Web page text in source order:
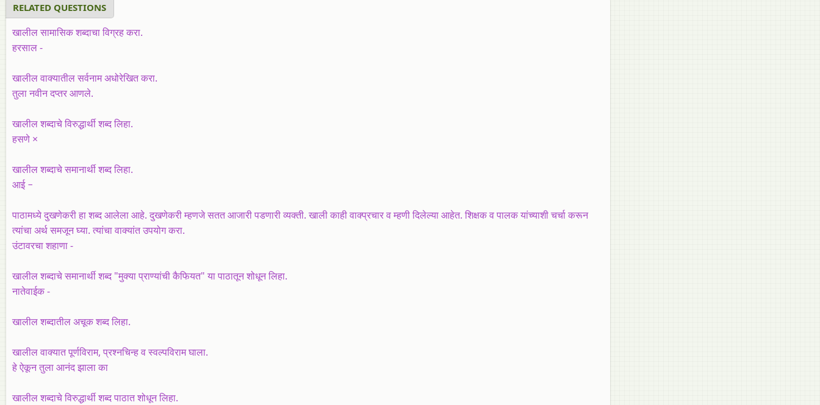
RELATED QUESTIONS
खालील सामासिक शब्दाचा विग्रह करा.
हरसाल -
खालील वाक्यातील सर्वनाम अधोरेखित करा.
तुला नवीन दप्तर आणले.
खालील शब्दाचे विरुद्धार्थी शब्द लिहा.
हसणे ×
खालील शब्दाचे समानार्थी शब्द लिहा.
आई −
पाठामध्ये दुखणेकरी हा शब्द आलेला आहे. दुखणेकरी म्हणजे सतत आजारी पडणारी व्यक्ती. खाली काही वाक्प्रचार व म्हणी दिलेल्या आहेत. शिक्षक व पालक यांच्याशी चर्चा करून
त्यांचा अर्थ समजून घ्या. त्यांचा वाक्यांत उपयोग करा.
उंटावरचा शहाणा -
खालील शब्दाचे समानार्थी शब्द "मुक्या प्राण्यांची कैफियत" या पाठातून शोधून लिहा.
नातेवाईक -
खालील शब्दातील अचूक शब्द लिहा.
खालील वाक्यात पूर्णविराम, प्रश्नचिन्ह व स्वल्पविराम घाला.
हे ऐकून तुला आनंद झाला का
खालील शब्दाचे विरुद्धार्थी शब्द पाठात शोधून लिहा.